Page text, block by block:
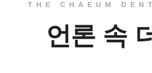
THE CHAEUM
언론 속